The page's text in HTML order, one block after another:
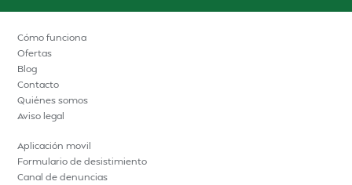
Cómo funciona
Ofertas
Blog
Contacto
Quiénes somos
Aviso legal
Aplicación movil
Formulario de desistimiento
Canal de denuncias